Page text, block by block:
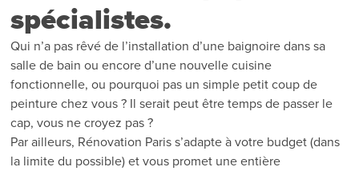
spécialistes.
Qui n’a pas rêvé de l’installation d’une baignoire dans sa
salle de bain ou encore d’une nouvelle cuisine
fonctionnelle, ou pourquoi pas un simple petit coup de
peinture chez vous ? Il serait peut être temps de passer le
cap, vous ne croyez pas ?
Par ailleurs, Rénovation Paris s’adapte à votre budget (dans
la limite du possible) et vous promet une entière